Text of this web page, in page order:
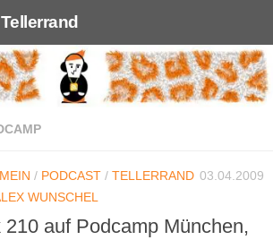
/ PODCAST / TELLERRAND 03.04.2009
WUNSCHEL
210 auf Podcamp München,